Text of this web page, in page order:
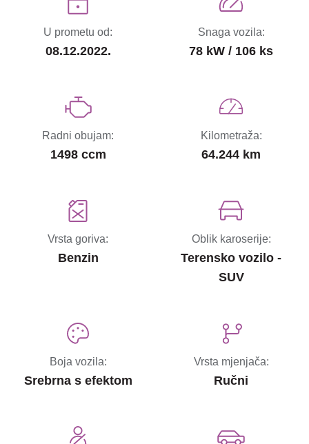
U prometu od:
08.12.2022.
Snaga vozila:
78 kW / 106 ks
Radni obujam:
1498 ccm
Kilometraža:
64.244 km
Vrsta goriva:
Benzin
Oblik karoserije:
Terensko vozilo -
SUV
Boja vozila:
Srebrna s efektom
Vrsta mjenjača:
Ručni